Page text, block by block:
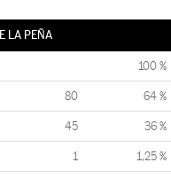
LA PEÑA
100 %
80 64 %
45 36 %
1 1,25 %